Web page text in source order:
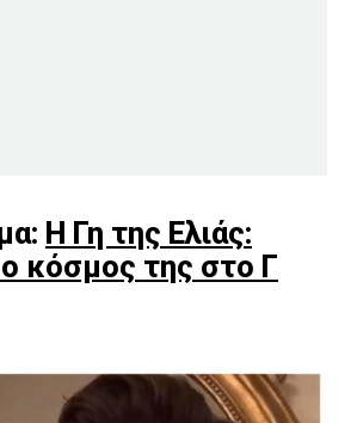
Η Γη της Ελιάς:
ο κόσμος της στο Γ